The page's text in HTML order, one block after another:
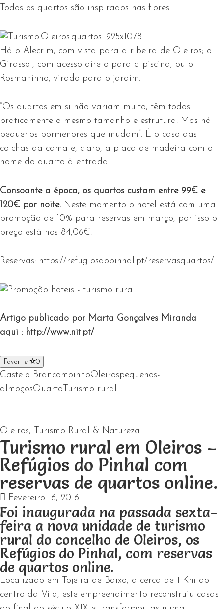
Todos os quartos são inspirados nas flores.
Há o Alecrim, com vista para a ribeira de Oleiros; o
Girassol, com acesso direto para a piscina; ou o
Rosmaninho, virado para o jardim.
“Os quartos em si não variam muito, têm todos
praticamente o mesmo tamanho e estrutura. Mas há
pequenos pormenores que mudam”. É o caso das
colchas da cama e, claro, a placa de madeira com o
nome do quarto à entrada.
Consoante a época, os quartos custam entre 99€ e
120€ por noite. Neste momento o hotel está com uma
promoção de 10% para reservas em março, por isso o
preço está nos 84,06€.
Reservas: https://refugiosdopinhal.pt/reservasquartos/
Artigo publicado por Marta Gonçalves Miranda
aqui : http://www.nit.pt/
Favorite 0
Castelo BrancomoinhoOleirospequenos-
almoçosQuarto Turismo rural
Oleiros, Turismo Rural & Natureza
Turismo rural em Oleiros –
Refúgios do Pinhal com
reservas de quartos online.
Fevereiro 16, 2016
Foi inaugurada na passada sexta-
feira a nova unidade de turismo
rural do concelho de Oleiros, os
Refúgios do Pinhal, com reservas
de quartos online.
Localizado em Tojeira de Baixo, a cerca de 1 Km do
centro da Vila, este empreendimento reconstruiu casas